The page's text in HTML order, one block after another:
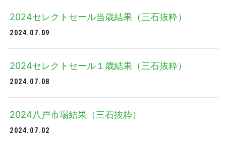
2024セレクトセール当歳結果（三石抜粋）
2024.07.09
2024セレクトセール１歳結果（三石抜粋）
2024.07.08
2024八戸市場結果（三石抜粋）
2024.07.02